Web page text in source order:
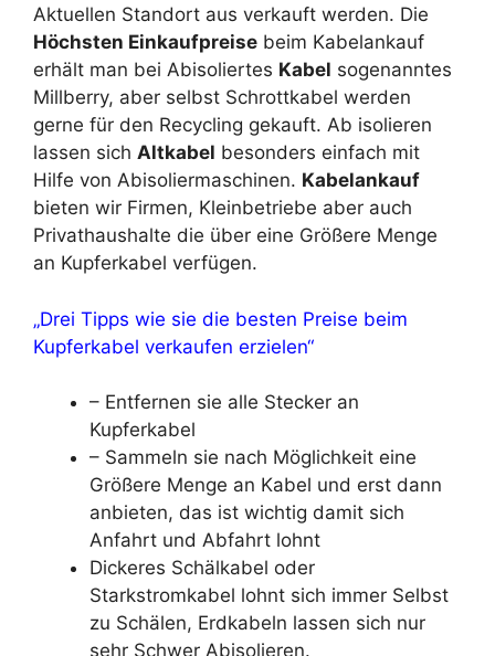
Aktuellen Standort aus verkauft werden. Die
Höchsten Einkaufpreise beim Kabelankauf
erhält man bei Abisoliertes Kabel sogenanntes
Millberry, aber selbst Schrottkabel werden
gerne für den Recycling gekauft. Ab isolieren
lassen sich Altkabel besonders einfach mit
Hilfe von Abisoliermaschinen. Kabelankauf
bieten wir Firmen, Kleinbetriebe aber auch
Privathaushalte die über eine Größere Menge
an Kupferkabel verfügen.
„Drei Tipps wie sie die besten Preise beim
Kupferkabel verkaufen erzielen“
– Entfernen sie alle Stecker an
Kupferkabel
– Sammeln sie nach Möglichkeit eine
Größere Menge an Kabel und erst dann
anbieten, das ist wichtig damit sich
Anfahrt und Abfahrt lohnt
Dickeres Schälkabel oder
Starkstromkabel lohnt sich immer Selbst
zu Schälen, Erdkabeln lassen sich nur
sehr Schwer Abisolieren.